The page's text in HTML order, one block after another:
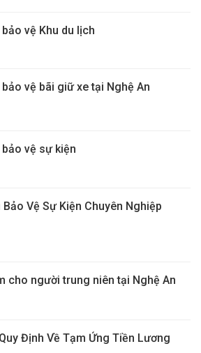
bảo vệ Khu du lịch
bảo vệ bãi giữ xe tại Nghệ An
vệ sự kiện
Bảo Vệ Sự Kiện Chuyên Nghiệp
cho người trung niên tại Nghệ An
Định Về Tạm Ứng Tiền Lương